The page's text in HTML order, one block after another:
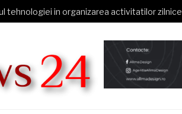
tehnologiei in organizarea activitatilor zilnice